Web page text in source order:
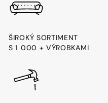
ŠIROKÝ SORTIMENT
S 1 000 + VÝROBKAMI